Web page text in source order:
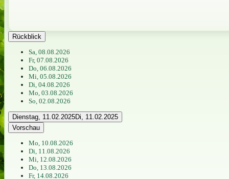
Rückblick
Sa, 08.08.2026
Fr, 07.08.2026
Do, 06.08.2026
Mi, 05.08.2026
Di, 04.08.2026
Mo, 03.08.2026
So, 02.08.2026
Dienstag, 11.02.2025Di, 11.02.2025
Vorschau
Mo, 10.08.2026
Di, 11.08.2026
Mi, 12.08.2026
Do, 13.08.2026
Fr, 14.08.2026